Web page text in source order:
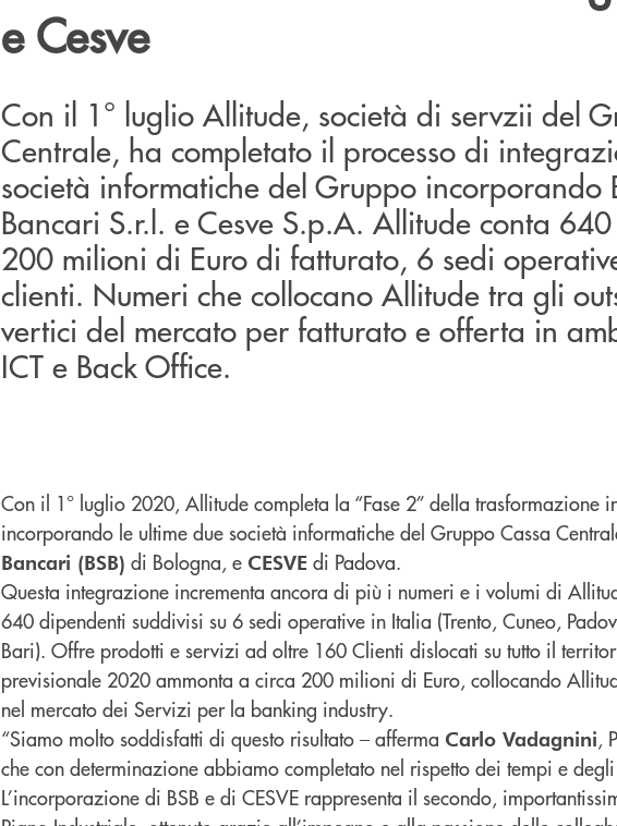
e Cesve
Con il 1° luglio Allitude, società di servzii del
Centrale, ha completato il processo di
società informatiche del Gruppo incorporando
Bancari S.r.l. e Cesve S.p.A. Allitude conta
200 milioni di Euro di fatturato, 6 sedi
clienti. Numeri che collocano Allitude tra gli
vertici del mercato per fatturato e offerta in
ICT e Back Office.
Con il 1° luglio 2020, Allitude completa la “Fase 2” della trasformazione
incorporando le ultime due società informatiche del Gruppo Cassa
Bancari (BSB) di Bologna, e CESVE di Padova.
Questa integrazione incrementa ancora di più i numeri e i volumi di
640 dipendenti suddivisi su 6 sedi operative in Italia (Trento, Cuneo,
Bari). Offre prodotti e servizi ad oltre 160 Clienti dislocati su tutto il
previsionale 2020 ammonta a circa 200 milioni di Euro, collocando
nel mercato dei Servizi per la banking industry.
“Siamo molto soddisfatti di questo risultato – afferma Carlo Vadagnini,
che con determinazione abbiamo completato nel rispetto dei tempi e
L’incorporazione di BSB e di CESVE rappresenta il secondo,